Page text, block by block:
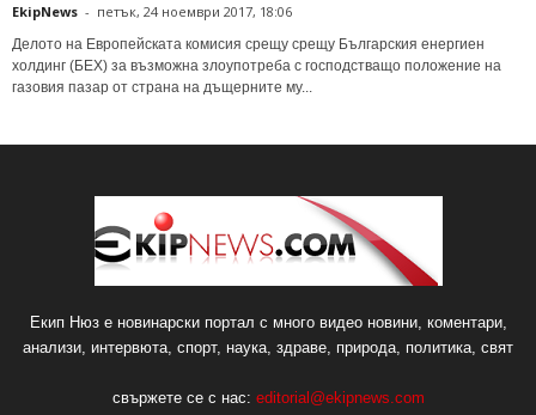
EkipNews - петък, 24 ноември 2017, 18:06
Делото на Европейската комисия срещу срещу Българския енергиен
холдинг (БЕХ) за възможна злоупотреба с господстващо положение на
газовия пазар от страна на дъщерните му...
Екип Нюз е новинарски портал с много видео новини, коментари,
анализи, интервюта, спорт, наука, здраве, природа, политика, свят
свържете се с нас: editorial@ekipnews.com